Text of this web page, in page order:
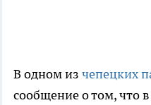
В одном из чепецких
сообщение о том, что